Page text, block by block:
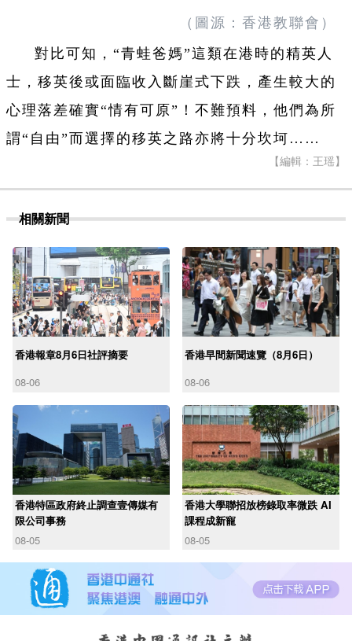
（圖源：香港教聯會）
對比可知，“青蛙爸媽”這類在港時的精英人
士，移英後或面臨收入斷崖式下跌，產生較大的
心理落差確實“情有可原”！不難預料，他們為所
謂“自由”而選擇的移英之路亦將十分坎坷……
【編輯：王瑶】
相關新聞
香港報章8月6日社評摘要
08-06
香港早間新聞速覽（8月6日）
08-06
香港特區政府終止調查壹傳媒有
限公司事務
08-05
香港大學聯招放榜錄取率微跌 AI
課程成新寵
08-05